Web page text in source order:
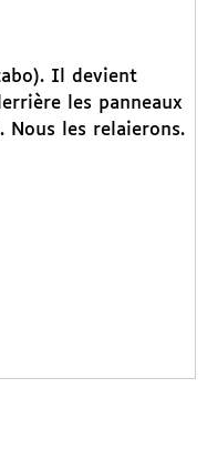
Il devient
les panneaux
Nous les relaierons.